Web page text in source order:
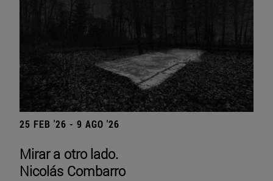
25 FEB '26 - 9 AGO '26
Mirar a otro lado.
Nicolás Combarro